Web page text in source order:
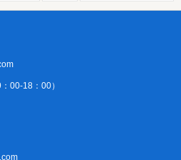
00-18：00）